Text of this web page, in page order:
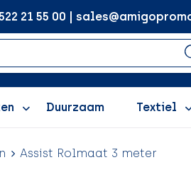
21 55 00 |
Duurzaam Textiel
Assist Rolmaat 3 meter